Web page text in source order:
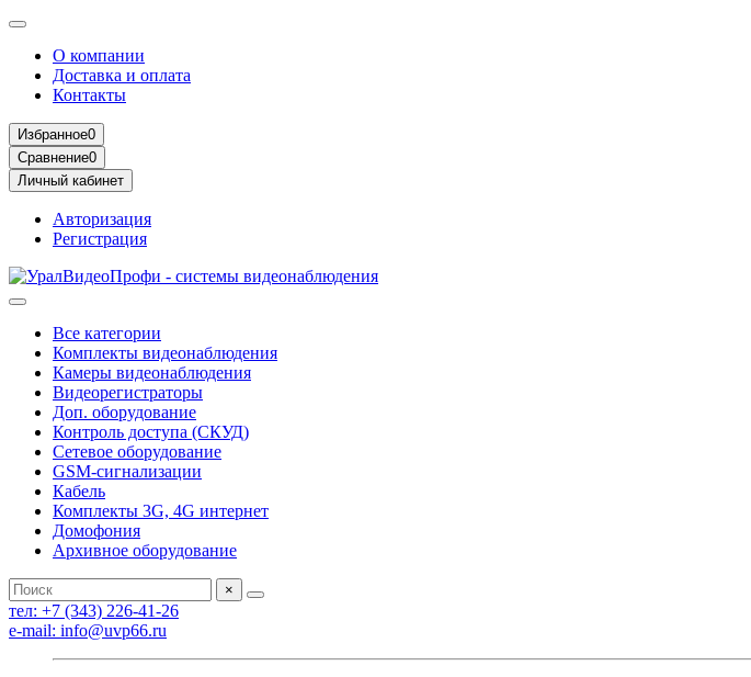
О компании
Доставка и оплата
Контакты
Избранное0
Сравнение0
Личный кабинет
Авторизация
Регистрация
Все категории
Комплекты видеонаблюдения
Камеры видеонаблюдения
Видеорегистраторы
Доп. оборудование
Контроль доступа (СКУД)
Сетевое оборудование
GSM-сигнализации
Кабель
Комплекты 3G, 4G интернет
Домофония
Архивное оборудование
×
тел: +7 (343) 226-41-26
e-mail: info@uvp66.ru